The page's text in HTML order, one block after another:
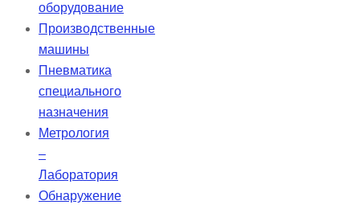
оборудование
Производственные
машины
Пневматика
специального
назначения
Метрология
–
Лаборатория
Обнаружение